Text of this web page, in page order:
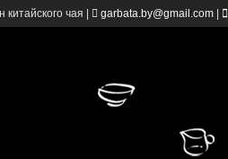
чая | garbata.by@gmail.com